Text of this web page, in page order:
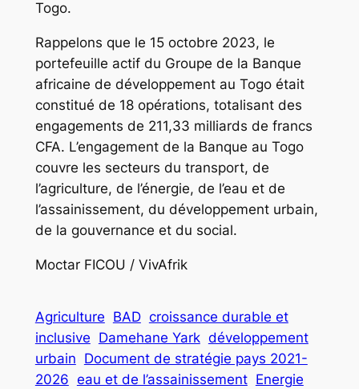
Togo.
Rappelons que le 15 octobre 2023, le
portefeuille actif du Groupe de la Banque
africaine de développement au Togo était
constitué de 18 opérations, totalisant des
engagements de 211,33 milliards de francs
CFA. L’engagement de la Banque au Togo
couvre les secteurs du transport, de
l’agriculture, de l’énergie, de l’eau et de
l’assainissement, du développement urbain,
de la gouvernance et du social.
Moctar FICOU / VivAfrik
Agriculture BAD croissance durable et
inclusive Damehane Yark développement
urbain Document de stratégie pays 2021-
2026 eau et de l’assainissement Energie